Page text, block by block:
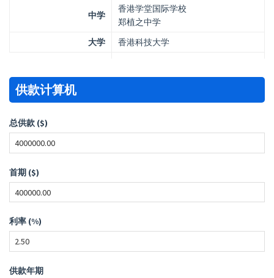
中学
香港学堂国际学校
郑植之中学
大学
香港科技大学
供款计算机
总供款 ($)
首期 ($)
利率 (%)
供款年期